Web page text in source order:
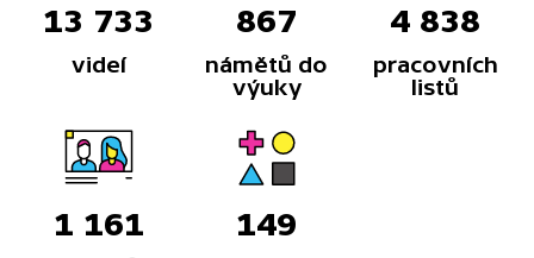
13 733
videí
867
námětů do
výuky
4 838
pracovních
listů
1 161 149